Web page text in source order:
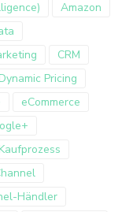
Amazon
CRM
Dynamic Pricing
eCommerce
Kaufprozess
Händler